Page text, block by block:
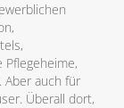
Pflegeheime,
Aber auch für
Überall dort,